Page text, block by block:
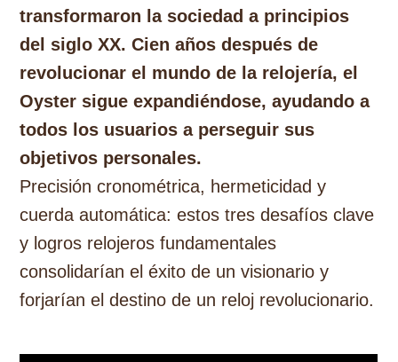
transformaron la sociedad a principios
del siglo XX. Cien años después de
revolucionar el mundo de la relojería, el
Oyster sigue expandiéndose, ayudando a
todos los usuarios a perseguir sus
objetivos personales.
Precisión cronométrica, hermeticidad y
cuerda automática: estos tres desafíos clave
y logros relojeros fundamentales
consolidarían el éxito de un visionario y
forjarían el destino de un reloj revolucionario.